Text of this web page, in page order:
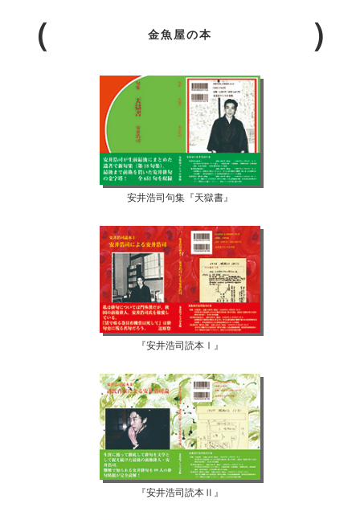
金魚屋の本
安井浩司句集『天獄書』
『安井浩司読本Ⅰ』
『安井浩司読本Ⅱ』